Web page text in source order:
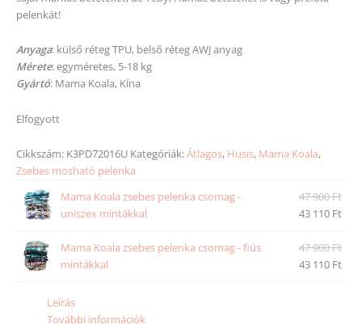
pelenkát!
Anyaga: külső réteg TPU, belső réteg AWJ anyag
Mérete: egyméretes, 5-18 kg
Gyártó: Mama Koala, Kína
Elfogyott
Cikkszám: K3PD72016U Kategóriák:Átlagos, Husis, Mama Koala,
Zsebes mosható pelenka
Mama Koala zsebes pelenka csomag -
uniszex mintákkal
47 900Ft
43 110 Ft
Mama Koala zsebes pelenka csomag - fiús
mintákkal
47 900Ft
43 110 Ft
Leírás
További információk